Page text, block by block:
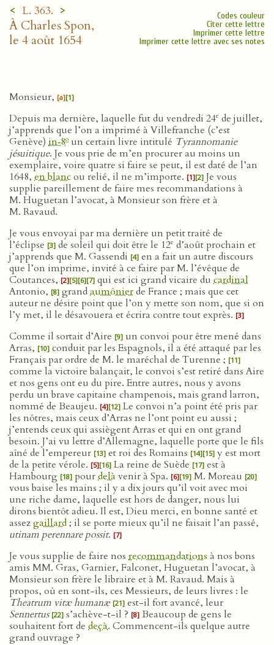
< L. 363. >
À Charles Spon,
le 4 août 1654
Codes couleur
Citer cette lettre
Imprimer cette lettre
Imprimer cette lettre avec ses notes
Monsieur, [a][1]
Depuis ma dernière, laquelle fut du vendredi 24e de juillet,
j’apprends que l’on a imprimé à Villefranche (c’est
Genève) in‑8o un certain livre intitulé Tyrannomanie
jésuitique. Je vous prie de m’en procurer au moins un
exemplaire, voire quatre si faire se peut, il est daté de l’an
1648, en blancou relié, il ne m’importe. [1][2] Je vous
supplie pareillement de faire mes recommandations à
M. Huguetan l’avocat, à Monsieur son frère et à
M. Ravaud.
Je vous envoyai par ma dernière un petit traité de
l’éclipse [3] de soleil qui doit être le 12e d’août prochain et
j’apprends que M. Gassendi [4] en a fait un autre discours
que l’on imprime, invité à ce faire par M. l’évêque de
Coutances, [2][5][6][7] qui est ici grand vicaire du cardinal
Antonio, [8] grandaumônierde France ; mais que cet
auteur ne désire point que l’on y mette son nom, que si on
l’y met, il le désavouera et écrira contre tout exprès. [3]
Comme il sortait d’Aire [9] un convoi pour être mené dans
Arras, [10] conduit par les Espagnols, il a été attaqué par les
Français par ordre de M. le maréchal de Turenne ; [11]
comme la victoire balançait, le convoi s’est retiré dans Aire
et nos gens ont eu du pire. Entre autres, nous y avons
perdu un brave capitaine champenois, mais grand larron,
nommé de Beaujeu. [4][12] Le convoi n’a point été pris par
les nôtres, mais ceux d’Arras ne l’ont point eu aussi ;
j’entends ceux qui assiègent Arras et qui en ont grand
besoin. J’ai vu lettre d’Allemagne, laquelle porte que le fils
aîné de l’empereur [13] et roi des Romains [14][15] y est mort
de la petite vérole. [5][16] La reine de Suède [17] est à
Hambourg [18] pourdelà venir à Spa. [6][19] M. Moreau [20]
vous baise les mains ; il y a dix jours qu’il voit avec moi
une riche dame, laquelle est hors de danger, nous lui
dirons bientôt adieu. Il est, Dieu merci, en bonne santé et
assezgaillard; il se porte mieux qu’il ne faisait l’an passé,
utinam perennare possit. [7]
Je vous supplie de faire nos recommandations à nos bons
amis MM. Gras, Garnier, Falconet, Huguetan l’avocat, à
Monsieur son frère le libraire et à M. Ravaud. Mais à
propos, où en sont-ils, ces Messieurs, de leurs livres : le
Theatrum vitæ humanæ [21] est-il fort avancé, leur
Sennertus [22] s’achève-t-il ? [8] Beaucoup de gens le
souhaitent fort de deçà. Commencent-ils quelque autre
grand ouvrage ?